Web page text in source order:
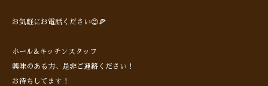
お気軽にお電話ください😊🍕
ホール&キッチンスタッフ
興味のある方、是非ご連絡ください！
お待ちしてます！